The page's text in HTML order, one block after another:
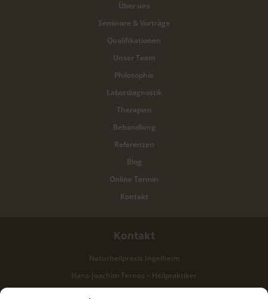
Über uns
Seminare & Vorträge
Qualifikationen
Unser Team
Philosophie
Labordiagnostik
Therapien
Behandlung
Referenzen
Blog
Online Termin
Kontakt
Kontakt
Naturheilpraxis Ingelheim
Hans-Joachim Ternes – Heilpraktiker